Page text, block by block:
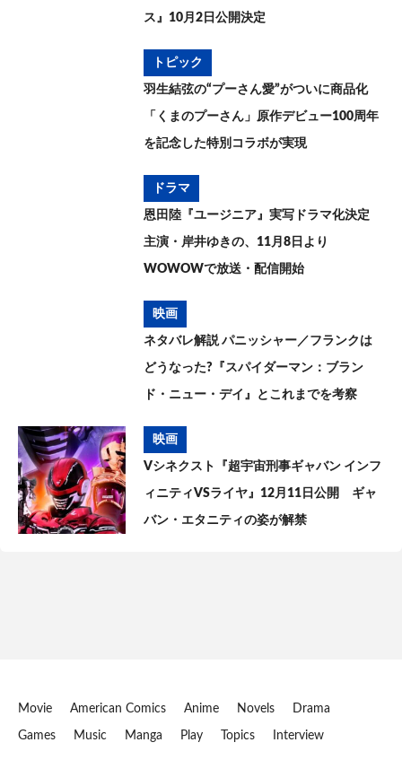
ス』10月2日公開決定
トピック
羽生結弦の“プーさん愛”がついに商品化
「くまのプーさん」原作デビュー100周年
を記念した特別コラボが実現
ドラマ
恩田陸『ユージニア』実写ドラマ化決定
主演・岸井ゆきの、11月8日より
WOWOWで放送・配信開始
映画
ネタバレ解説 パニッシャー／フランクは
どうなった?『スパイダーマン：ブラン
ド・ニュー・デイ』とこれまでを考察
映画
Vシネクスト『超宇宙刑事ギャバン インフ
ィニティVSライヤ』12月11日公開 ギャ
バン・エタニティの姿が解禁
Movie American Comics Anime Novels Drama
Games Music Manga Play Topics Interview